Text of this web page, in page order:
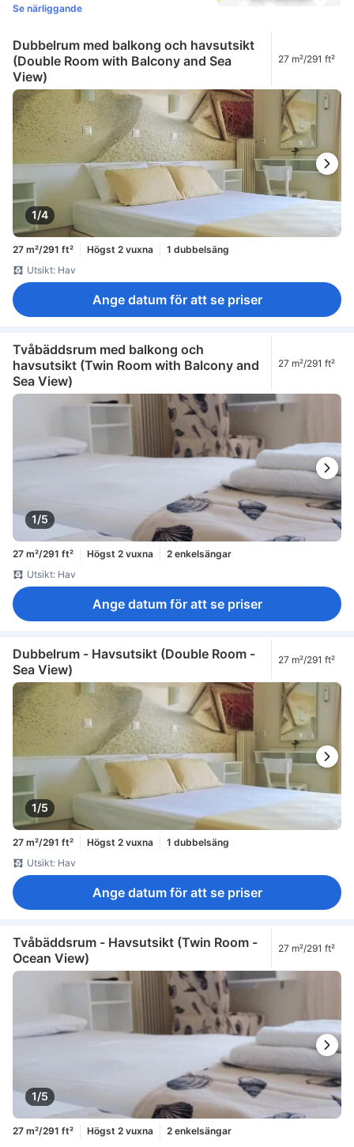
Se närliggande
Dubbelrum med balkong och havsutsikt
(Double Room with Balcony and Sea
View)
27 m²/291 ft²
1/4
27 m²/291 ft² Högst 2 vuxna
1 dubbelsäng
Utsikt: Hav
Ange datum för att se priser
Tvåbäddsrum med balkong och
havsutsikt (Twin Room with Balcony and
Sea View)
27 m²/291 ft²
1/5
27 m²/291 ft² Högst 2 vuxna
2 enkelsängar
Utsikt: Hav
Ange datum för att se priser
Dubbelrum - Havsutsikt (Double Room -
Sea View)
27 m²/291 ft²
1/5
27 m²/291 ft² Högst 2 vuxna
1 dubbelsäng
Utsikt: Hav
Ange datum för att se priser
Tvåbäddsrum - Havsutsikt (Twin Room -
Ocean View)
27 m²/291 ft²
1/5
27 m²/291 ft² Högst 2 vuxna
2 enkelsängar